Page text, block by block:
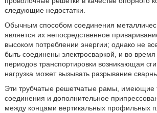
следующие недостатки.
Обычным способом соединения
является их непосредственное
высоком потреблении энергии; однако не
быть соединены электросваркой, и во
периодов транспортировки возникающая
нагрузка может вызывать разрывание
Эти трубчатые решетчатые рамы, имеющие
соединения и дополнительное
между концами вертикальных профильных